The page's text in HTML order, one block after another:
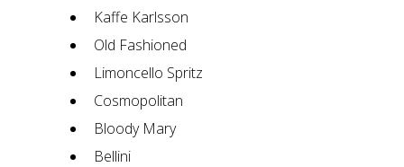
Kaffe Karlsson
Old Fashioned
Limoncello Spritz
Cosmopolitan
Bloody Mary
Bellini